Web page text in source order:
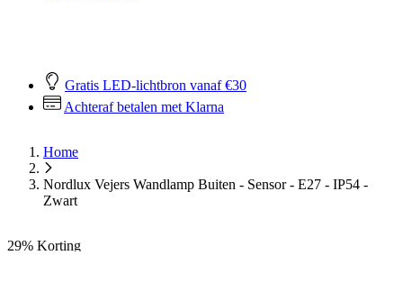
Gratis LED-lichtbron vanaf €30
Achteraf betalen met Klarna
Home
Nordlux Vejers Wandlamp Buiten - Sensor - E27 - IP54 -
Zwart
29% Korting